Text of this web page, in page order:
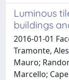
Luminous
buildings
2016-01-01
Tramonte,
Mauro;
Marcello;